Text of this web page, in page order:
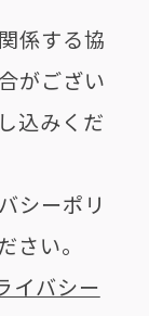
係する協
がござい
込みくだ
シーポリ
さい。
イバシー